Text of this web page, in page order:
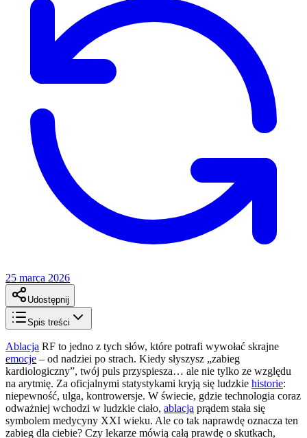
25 marca 2026
Udostępnij
Spis treści
Ablacja RF to jedno z tych słów, które potrafi wywołać skrajne
emocje – od nadziei po strach. Kiedy słyszysz „zabieg
kardiologiczny”, twój puls przyspiesza… ale nie tylko ze względu
na arytmię. Za oficjalnymi statystykami kryją się ludzkie historie:
niepewność, ulga, kontrowersje. W świecie, gdzie technologia coraz
odważniej wchodzi w ludzkie ciało, ablacja prądem stała się
symbolem medycyny XXI wieku. Ale co tak naprawdę oznacza ten
zabieg dla ciebie? Czy lekarze mówią całą prawdę o skutkach,